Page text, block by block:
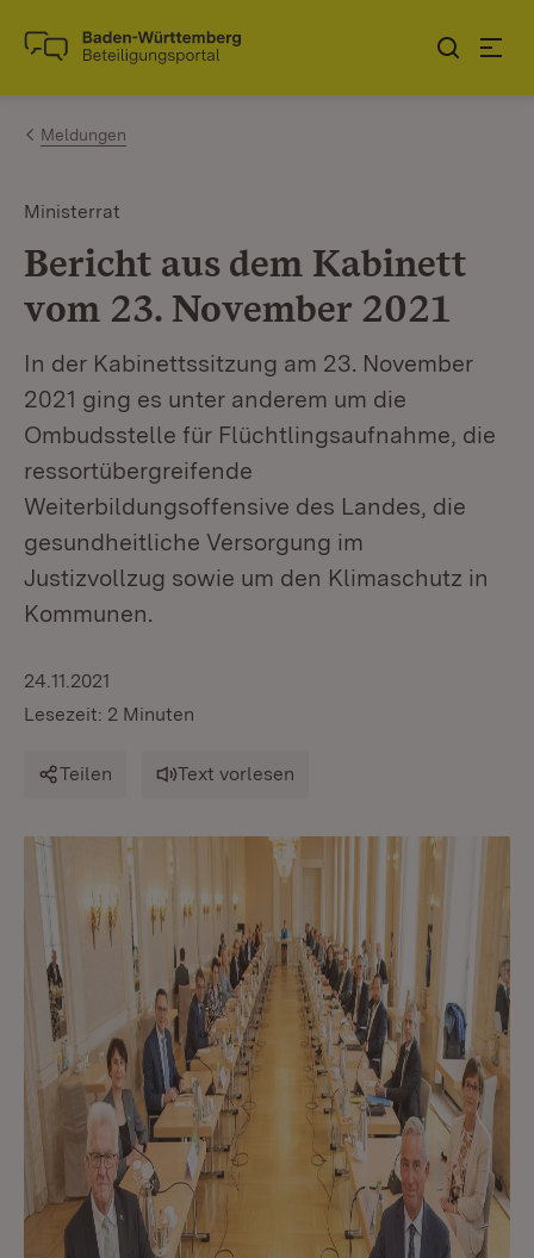
Zum Inhalt springen
Link zur Startseite
Meldungen
Ministerrat
Bericht aus dem Kabinett
vom 23. November 2021
In der Kabinettssitzung am 23. November
2021 ging es unter anderem um die
Ombudsstelle für Flüchtlingsaufnahme, die
ressortübergreifende
Weiterbildungsoffensive des Landes, die
gesundheitliche Versorgung im
Justizvollzug sowie um den Klimaschutz in
Kommunen.
24.11.2021
Lesezeit: 2 Minuten
Teilen Text vorlesen